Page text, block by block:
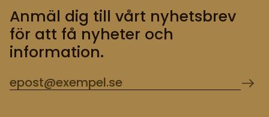
Anmäl dig till vårt nyhetsbrev
för att få nyheter och
information.